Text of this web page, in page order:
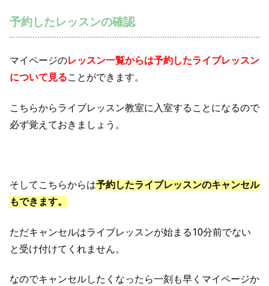
予約したレッスンの確認
マイページのレッスン一覧からは予約したライブレッスン
について見ることができます。
こちらからライブレッスン教室に入室することになるので
必ず覚えておきましょう。
そしてこちらからは予約したライブレッスンのキャンセル
もできます。
ただキャンセルはライブレッスンが始まる10分前でない
と受け付けてくれません。
なのでキャンセルしたくなったら一刻も早くマイページか